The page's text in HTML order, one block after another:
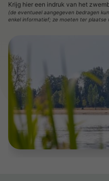
Krijg hier een indruk van het
(de eventueel aangegeven bedragen
enkel informatief; ze moeten ter plaatse